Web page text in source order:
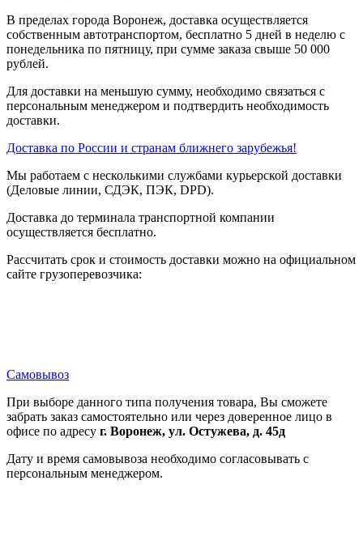
В пределах города Воронеж, доставка осуществляется
собственным автотранспортом, бесплатно 5 дней в неделю с
понедельника по пятницу, при сумме заказа свыше 50 000
рублей.
Для доставки на меньшую сумму, необходимо связаться с
персональным менеджером и подтвердить необходимость
доставки.
Доставка по России и странам ближнего зарубежья!
Мы работаем с несколькими службами курьерской доставки
(Деловые линии, СДЭК, ПЭК, DPD).
Доставка до терминала транспортной компании
осуществляется бесплатно.
Рассчитать срок и стоимость доставки можно на официальном
сайте грузоперевозчика:
Самовывоз
При выборе данного типа получения товара, Вы сможете
забрать заказ самостоятельно или через доверенное лицо в
офисе по адресу г. Воронеж, ул. Остужева, д. 45д
Дату и время самовывоза необходимо согласовывать с
персональным менеджером.